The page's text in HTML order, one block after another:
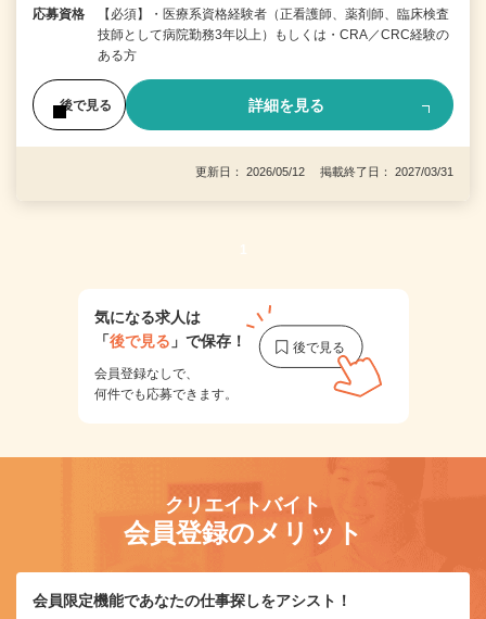
応募資格
【必須】・医療系資格経験者（正看護師、薬剤師、臨床検査
技師として病院勤務3年以上）もしくは・CRA／CRC経験の
ある方
後で見る 詳細を見る
更新日： 2026/05/12 掲載終了日： 2027/03/31
1
気になる求人は
「後で見る 」で保存！
会員登録なしで、
何件でも応募できます。
クリエイトバイト
会員登録のメリット
会員限定機能であなたの仕事探しをアシスト！